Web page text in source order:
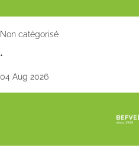
Non catégorisé
•
04 Aug 2026